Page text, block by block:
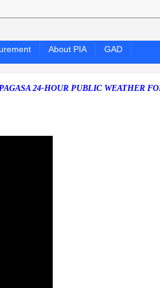
About PIA
GAD
24-HOUR PUBLIC WEATHER